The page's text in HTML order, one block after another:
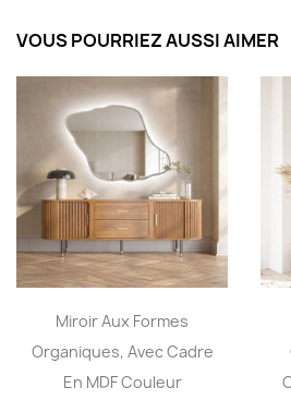
VOUS POURRIEZ AUSSI AIMER
Miroir Aux Formes
Organiques, Avec Cadre
En MDF Couleur